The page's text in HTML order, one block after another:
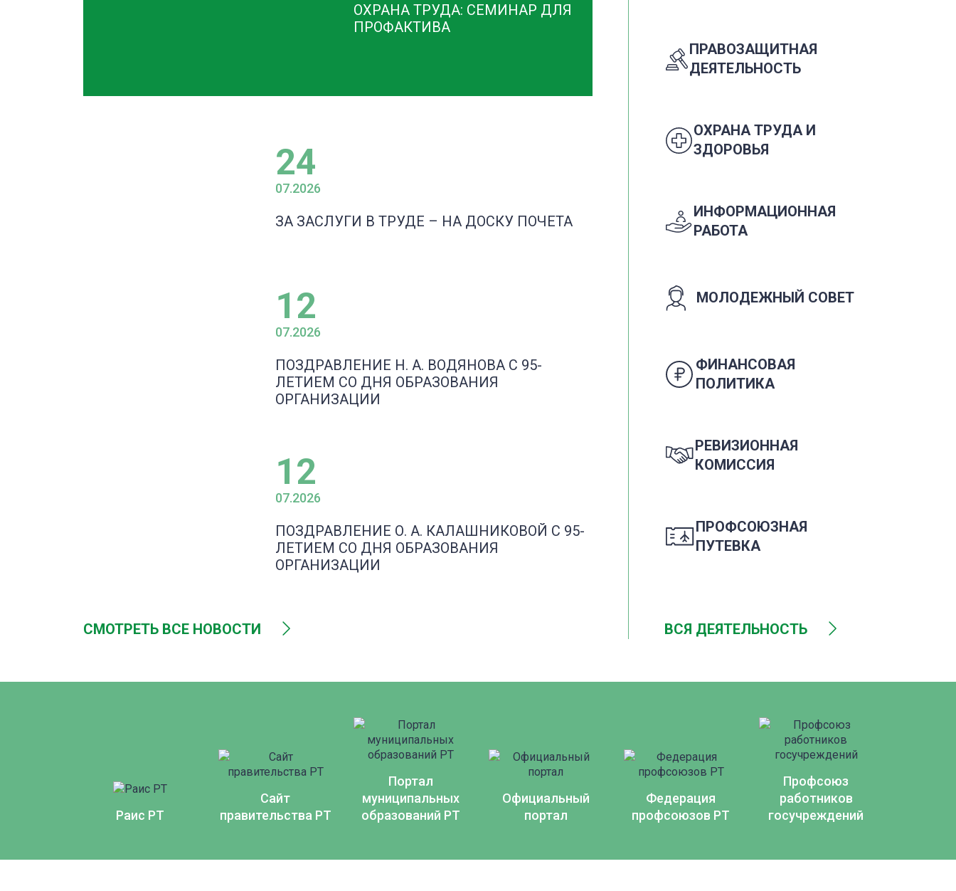
ОХРАНА ТРУДА: СЕМИНАР ДЛЯ
ПРОФАКТИВА
24
07.2026
ЗА ЗАСЛУГИ В ТРУДЕ – НА ДОСКУ ПОЧЕТА
12
07.2026
ПОЗДРАВЛЕНИЕ Н. А. ВОДЯНОВА С 95-
ЛЕТИЕМ СО ДНЯ ОБРАЗОВАНИЯ
ОРГАНИЗАЦИИ
12
07.2026
ПОЗДРАВЛЕНИЕ О. А. КАЛАШНИКОВОЙ С 95-
ЛЕТИЕМ СО ДНЯ ОБРАЗОВАНИЯ
ОРГАНИЗАЦИИ
СМОТРЕТЬ ВСЕ НОВОСТИ
ПРАВОЗАЩИТНАЯ
ДЕЯТЕЛЬНОСТЬ
ОХРАНА ТРУДА И
ЗДОРОВЬЯ
ИНФОРМАЦИОННАЯ
РАБОТА
МОЛОДЕЖНЫЙ СОВЕТ
ФИНАНСОВАЯ
ПОЛИТИКА
РЕВИЗИОННАЯ
КОМИССИЯ
ПРОФСОЮЗНАЯ
ПУТЕВКА
ВСЯ ДЕЯТЕЛЬНОСТЬ
Раис РТ
Сайт
правительства РТ
Портал
муниципальных
образований РТ
Официальный
портал
Федерация
профсоюзов РТ
Профсоюз
работников
госучреждений